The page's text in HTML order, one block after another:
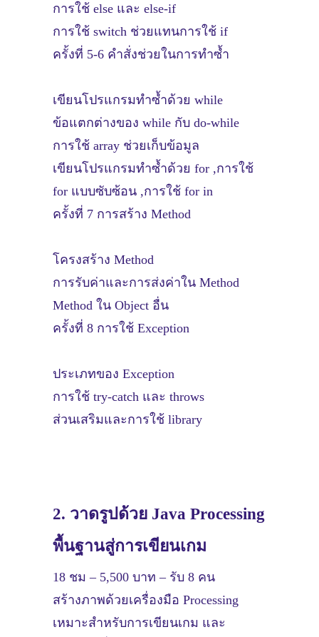
การใช้ else และ else-if
การใช้ switch ช่วยแทนการใช้ if
ครั้งที่ 5-6 คำสั่งช่วยในการทำซ้ำ
เขียนโปรแกรมทำซ้ำด้วย while
ข้อแตกต่างของ while กับ do-while
การใช้ array ช่วยเก็บข้อมูล
เขียนโปรแกรมทำซ้ำด้วย for ,การใช้
for แบบซับซ้อน ,การใช้ for in
ครั้งที่ 7 การสร้าง Method
โครงสร้าง Method
การรับค่าและการส่งค่าใน Method
Method ใน Object อื่น
ครั้งที่ 8 การใช้ Exception
ประเภทของ Exception
การใช้ try-catch และ throws
ส่วนเสริมและการใช้ library
2. วาดรูปด้วย Java Processing
พื้นฐานสู่การเขียนเกม
18 ชม – 5,500 บาท – รับ 8 คน
สร้างภาพด้วยเครื่องมือ Processing
เหมาะสำหรับการเขียนเกม และ